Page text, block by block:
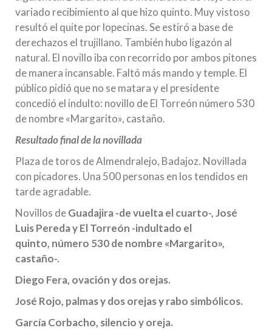
variado recibimiento al que hizo quinto. Muy vistoso
resultó el quite por lopecinas. Se estiró a base de
derechazos el trujillano. También hubo ligazón al
natural. El novillo iba con recorrido por ambos pitones
de manera incansable. Faltó más mando y temple. El
público pidió que no se matara y el presidente
concedió el indulto: novillo de El Torreón número 530
de nombre «Margarito», castaño.
Resultado final de la novillada
Plaza de toros de Almendralejo, Badajoz. Novillada
con picadores. Una 500 personas en los tendidos en
tarde agradable.
Novillos deGuadajira -de vuelta el cuarto-, José
Luis Pereda y El Torreón -indultado el
quinto, número 530 de nombre «Margarito»,
castaño-.
Diego Fera, ovación y dos orejas.
José Rojo, palmas y dos orejas y rabo simbólicos.
García Corbacho, silencio y oreja.